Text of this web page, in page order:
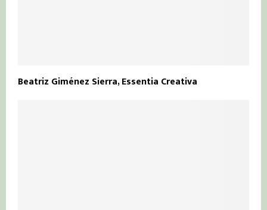
Beatriz Giménez Sierra, Essentia Creativa